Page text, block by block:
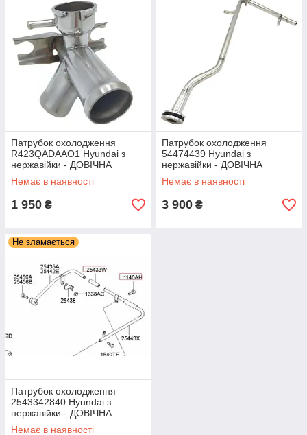
Патрубок охолодження
R423QADAAO1 Hyundai з
нержавійки - ДОВІЧНА
ГАРАНТІЯ
Немає в наявності
1 950 ₴
Патрубок охолодження
54474439 Hyundai з
нержавійки - ДОВІЧНА
ГАРАНТІЯ
Немає в наявності
3 900 ₴
Не зламається
Патрубок охолодження
2543342840 Hyundai з
нержавійки - ДОВІЧНА
ГАРАНТІЯ
Немає в наявності